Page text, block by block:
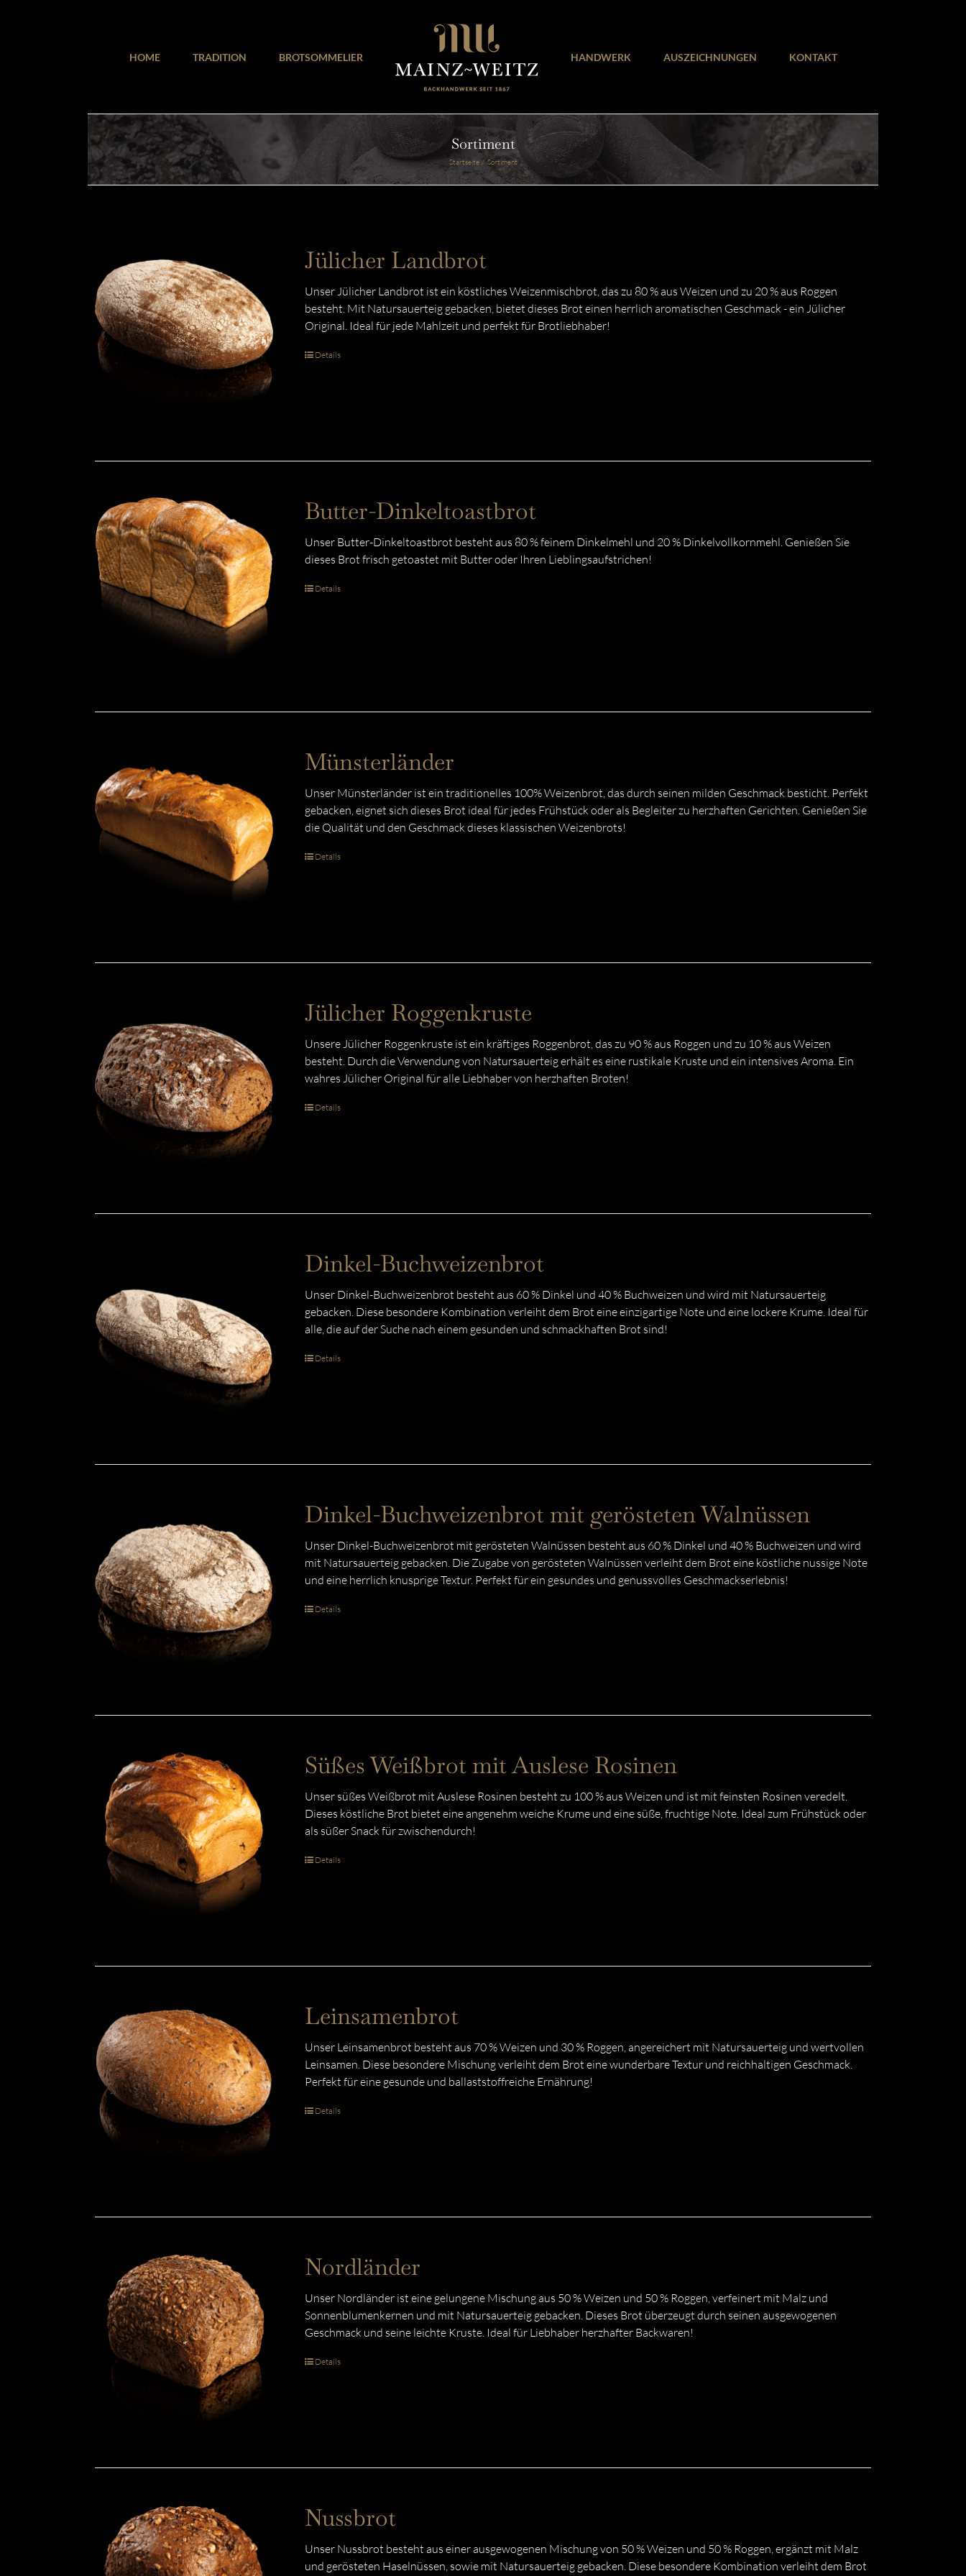
HOME TRADITION BROTSOMMELIER HANDWERK AUSZEICHNUNGEN KONTAKT
Sortiment
Startseite Sortiment
Jülicher Landbrot
Unser Jülicher Landbrot ist ein köstliches Weizenmischbrot, das zu 80 % aus Weizen und zu 20 % aus Roggen
besteht. Mit Natursauerteig gebacken, bietet dieses Brot einen herrlich aromatischen Geschmack - ein Jülicher
Original. Ideal für jede Mahlzeit und perfekt für Brotliebhaber!
Details
Butter-Dinkeltoastbrot
Unser Butter-Dinkeltoastbrot besteht aus 80 % feinem Dinkelmehl und 20 % Dinkelvollkornmehl. Genießen Sie
dieses Brot frisch getoastet mit Butter oder Ihren Lieblingsaufstrichen!
Details
Münsterländer
Unser Münsterländer ist ein traditionelles 100% Weizenbrot, das durch seinen milden Geschmack besticht. Perfekt
gebacken, eignet sich dieses Brot ideal für jedes Frühstück oder als Begleiter zu herzhaften Gerichten. Genießen Sie
die Qualität und den Geschmack dieses klassischen Weizenbrots!
Details
Jülicher Roggenkruste
Unsere Jülicher Roggenkruste ist ein kräftiges Roggenbrot, das zu 90 % aus Roggen und zu 10 % aus Weizen
besteht. Durch die Verwendung von Natursauerteig erhält es eine rustikale Kruste und ein intensives Aroma. Ein
wahres Jülicher Original für alle Liebhaber von herzhaften Broten!
Details
Dinkel-Buchweizenbrot
Unser Dinkel-Buchweizenbrot besteht aus 60 % Dinkel und 40 % Buchweizen und wird mit Natursauerteig
gebacken. Diese besondere Kombination verleiht dem Brot eine einzigartige Note und eine lockere Krume. Ideal für
alle, die auf der Suche nach einem gesunden und schmackhaften Brot sind!
Details
Dinkel-Buchweizenbrot mit gerösteten Walnüssen
Unser Dinkel-Buchweizenbrot mit gerösteten Walnüssen besteht aus 60 % Dinkel und 40 % Buchweizen und wird
mit Natursauerteig gebacken. Die Zugabe von gerösteten Walnüssen verleiht dem Brot eine köstliche nussige Note
und eine herrlich knusprige Textur. Perfekt für ein gesundes und genussvolles Geschmackserlebnis!
Details
Süßes Weißbrot mit Auslese Rosinen
Unser süßes Weißbrot mit Auslese Rosinen besteht zu 100 % aus Weizen und ist mit feinsten Rosinen veredelt.
Dieses köstliche Brot bietet eine angenehm weiche Krume und eine süße, fruchtige Note. Ideal zum Frühstück oder
als süßer Snack für zwischendurch!
Details
Leinsamenbrot
Unser Leinsamenbrot besteht aus 70 % Weizen und 30 % Roggen, angereichert mit Natursauerteig und wertvollen
Leinsamen. Diese besondere Mischung verleiht dem Brot eine wunderbare Textur und reichhaltigen Geschmack.
Perfekt für eine gesunde und ballaststoffreiche Ernährung!
Details
Nordländer
Unser Nordländer ist eine gelungene Mischung aus 50 % Weizen und 50 % Roggen, verfeinert mit Malz und
Sonnenblumenkernen und mit Natursauerteig gebacken. Dieses Brot überzeugt durch seinen ausgewogenen
Geschmack und seine leichte Kruste. Ideal für Liebhaber herzhafter Backwaren!
Details
Nussbrot
Unser Nussbrot besteht aus einer ausgewogenen Mischung von 50 % Weizen und 50 % Roggen, ergänzt mit Malz
und gerösteten Haselnüssen, sowie mit Natursauerteig gebacken. Diese besondere Kombination verleiht dem Brot